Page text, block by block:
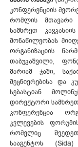
კონფერენციის
რომლის მთავარი
სამხრეთ
მონაწილეობას
ორგანიზაციის
თაბუკაშვილი,
მარიამ ჯაში,
მეცნიერებისა და
სებასტიან
დირექტორი სამხრეთ
კონფერენცია
კვლევების
რომელიც
სააგენტოს